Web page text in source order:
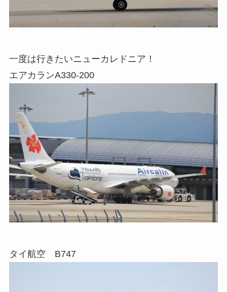
一度は行きたいニューカレドニア！
エアカランA330-200
タイ航空 B747